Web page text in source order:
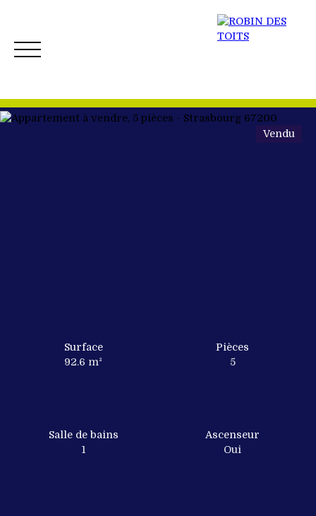
Vendu
Surface
92.6 m²
Pièces
5
Salle de bains
1
Ascenseur
Oui